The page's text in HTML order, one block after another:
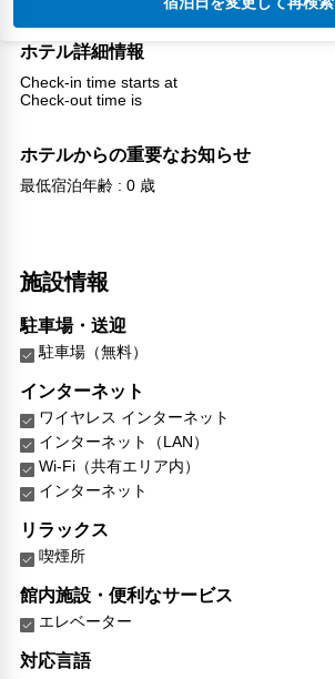
ホテル詳細情報
Check-in time starts at
Check-out time is
ホテルからの重要なお知らせ
最低宿泊年齢 : 0 歳
施設情報
駐車場・送迎
駐車場（無料）
インターネット
ワイヤレス インターネット
インターネット（LAN）
Wi-Fi（共有エリア内）
インターネット
リラックス
喫煙所
館内施設・便利なサービス
エレベーター
対応言語